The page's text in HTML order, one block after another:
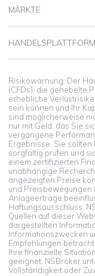
MÄRKTE
Risikowarnung: Der
(CFDs), die gehebelte
erhebliche
sein können und Ihr
sind möglicherweise
nur mit Geld, das Sie
vergangene
Ergebnisse. Sie
sorgfältig prüfen und
einem zertifizierten
unabhängige
angezeigten Preise
und Preisbewegungen
Anlageerträge
Haftungsausschluss:
Quellen auf dieser
dargestellten
Informationszwecken
Empfehlungen
Ihre finanzielle
geeignet. NSBroker
Vollständigkeit oder